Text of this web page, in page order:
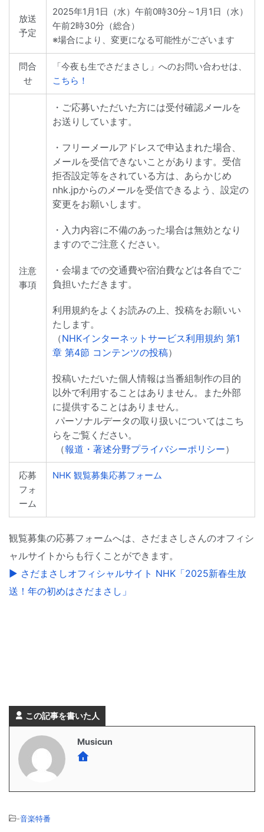
放送
予定
2025年1月1日（水）午前0時30分～1月1日（水）
午前2時30分（総合）
※場合により、変更になる可能性がございます
問合
せ
「今夜も生でさだまさし」へのお問い合わせは、
こちら！
注意
事項
・ご応募いただいた方には受付確認メールを
お送りしています。
・フリーメールアドレスで申込まれた場合、
メールを受信できないことがあります。受信
拒否設定等をされている方は、あらかじめ
nhk.jpからのメールを受信できるよう、設定の
変更をお願いします。
・入力内容に不備のあった場合は無効となり
ますのでご注意ください。
・会場までの交通費や宿泊費などは各自でご
負担いただきます。
利用規約をよくお読みの上、投稿をお願いい
たします。
（NHKインターネットサービス利用規約 第1
章 第4節 コンテンツの投稿）
投稿いただいた個人情報は当番組制作の目的
以外で利用することはありません。また外部
に提供することはありません。
パーソナルデータの取り扱いについてはこち
らをご覧ください。
（報道・著述分野プライバシーポリシー）
応募
フォ
ーム
NHK 観覧募集応募フォーム
観覧募集の応募フォームへは、さだまさしさんのオフィシ
ャルサイトからも行くことができます。
▶ さだまさしオフィシャルサイト NHK「2025新春生放
送！年の初めはさだまさし」
この記事を書いた人
Musicun
-音楽特番